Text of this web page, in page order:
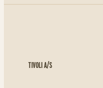
TIVOLI A/S